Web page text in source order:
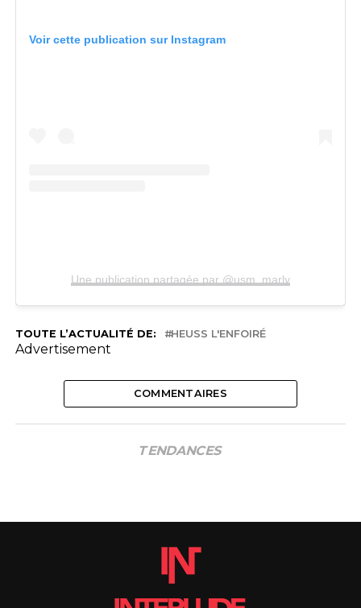
Voir cette publication sur Instagram
Une publication partagée par @usm_marly
TOUTE L’ACTUALITÉ DE: HEUSS L'ENFOIRÉ
Advertisement
COMMENTAIRES
TENDANCES